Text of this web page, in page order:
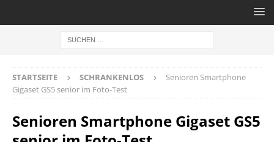
STARTSEITE SCHRANKENLOS
Senioren Smartphone
Gigaset GS5 senior im Foto-Test
Senioren Smartphone Gigaset GS5